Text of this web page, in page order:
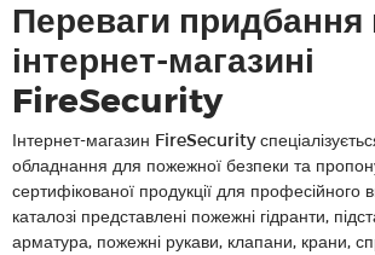
Переваги придбання
інтернет-магазині
FireSecurity
Інтернет-магазин FireSecurity
обладнання для пожежної безпеки та
сертифікованої продукції для професійного
каталозі представлені пожежні гідранти,
арматура, пожежні рукави, клапани, крани,